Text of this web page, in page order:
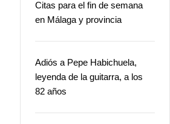
Citas para el fin de semana
en Málaga y provincia
Adiós a Pepe Habichuela,
leyenda de la guitarra, a los
82 años